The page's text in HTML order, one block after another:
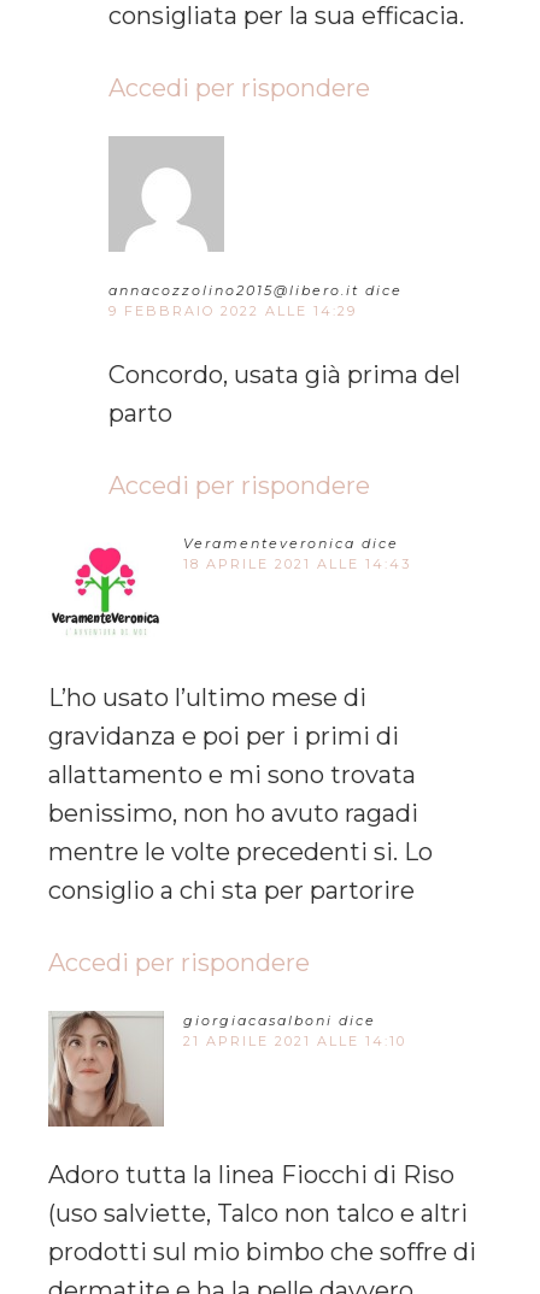
consigliata per la sua efficacia.
Accedi per rispondere
annacozzolino2015@libero.it dice
9 FEBBRAIO 2022 ALLE 14:29
Concordo, usata già prima del
parto
Accedi per rispondere
Veramenteveronica dice
18 APRILE 2021 ALLE 14:43
L’ho usato l’ultimo mese di
gravidanza e poi per i primi di
allattamento e mi sono trovata
benissimo, non ho avuto ragadi
mentre le volte precedenti si. Lo
consiglio a chi sta per partorire
Accedi per rispondere
giorgiacasalboni dice
21 APRILE 2021 ALLE 14:10
Adoro tutta la linea Fiocchi di Riso
(uso salviette, Talco non talco e altri
prodotti sul mio bimbo che soffre di